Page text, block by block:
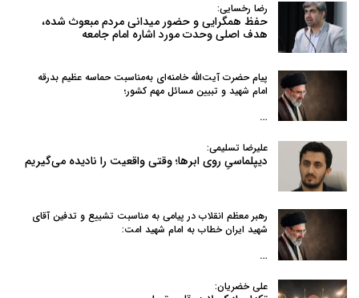
رضا رخسایی:
حفظ همگرایی و حضور میدانی مردم مبعوث شده،
هدف اصلی وحدت مورد اشاره امام جامعه
پیام حضرت آیت‌الله خامنه‌ای به‌مناسبت حماسه عظیم بدرقه
امام شهید و تبیین مسائل مهم کشور؛
…
علیرضا تسلیمی:
دیپلماسیِ روی ابرها؛ وقتی واقعیت را نادیده می‌گیریم
رهبر معظم انقلاب در پیامی به‌ مناسبت تشییع و تدفین آقای
شهید ایران خطاب به امام شهید امت:
…
علی خضریان: